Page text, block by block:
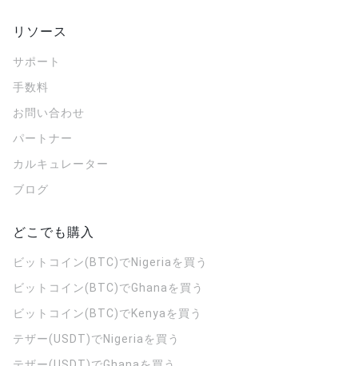
リソース
サポート
手数料
お問い合わせ
パートナー
カルキュレーター
ブログ
どこでも購入
ビットコイン(BTC)でNigeriaを買う
ビットコイン(BTC)でGhanaを買う
ビットコイン(BTC)でKenyaを買う
テザー(USDT)でNigeriaを買う